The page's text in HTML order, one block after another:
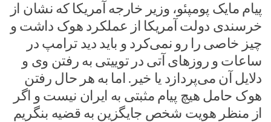
پیام مایک پومپئو، وزیر خارجه آمریکا که نشان از
خرسندی دولت آمریکا از عملکرد هوک داشت و
چیز خاصی را رو نمی‌کرد و باید دید ترامپ در
ساعات و روزهای آتی در توییتی به رفتن وی و
دلایل آن می‌پردازد یا خیر. اما به هر حال رفتن
هوک حامل هیچ پیام مثبتی به ایران نیست و اگر
از منظر هویت شخص جایگزین به قضیه بنگریم